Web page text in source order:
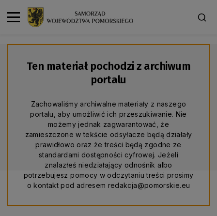
Ten materiał pochodzi z archiwum
portalu
Zachowaliśmy archiwalne materiały z naszego
portalu, aby umożliwić ich przeszukiwanie. Nie
możemy jednak zagwarantować, że
zamieszczone w tekście odsyłacze będą działały
prawidłowo oraz że treści będą zgodne ze
standardami dostępności cyfrowej. Jeżeli
znalazłeś niedziałający odnośnik albo
potrzebujesz pomocy w odczytaniu treści prosimy
o kontakt pod adresem redakcja@pomorskie.eu